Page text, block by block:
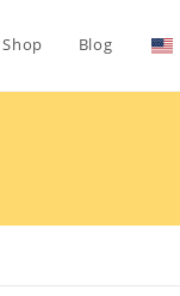
Shop Blog